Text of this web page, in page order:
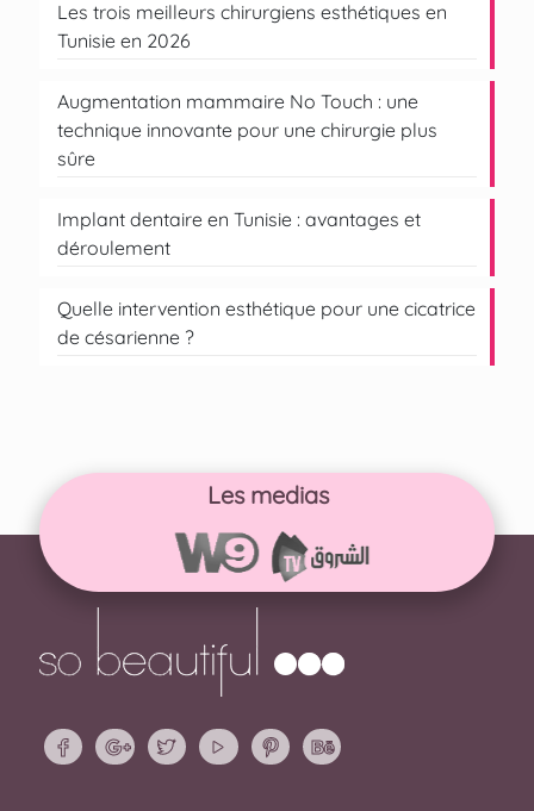
Les trois meilleurs chirurgiens esthétiques en
Tunisie en 2026
Augmentation mammaire No Touch : une
technique innovante pour une chirurgie plus
sûre
Implant dentaire en Tunisie : avantages et
déroulement
Quelle intervention esthétique pour une cicatrice
de césarienne ?
Les medias